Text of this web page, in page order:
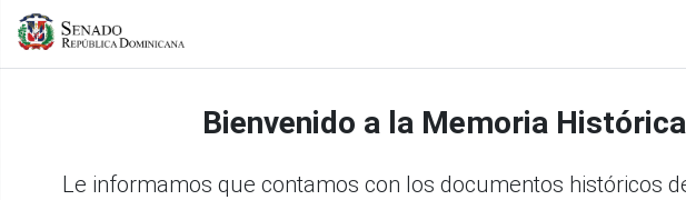
memoriahistorica.senadord.gob.do/handle/123456789/22098
Pared Pérez
De La Familia Y Equidad De Género;
Bienvenido a la Memoria Histórica
Le informamos que contamos con los documentos históricos